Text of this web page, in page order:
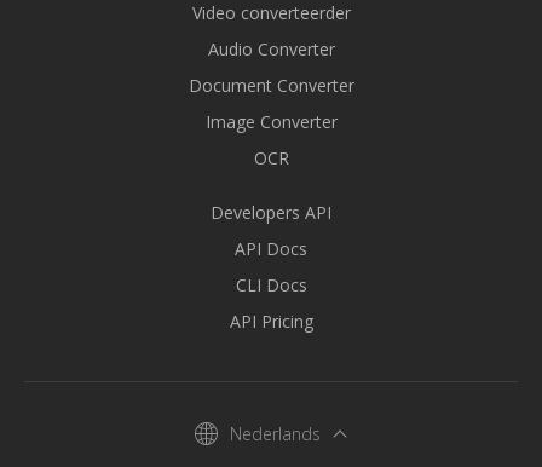
Video converteerder
Audio Converter
Document Converter
Image Converter
OCR
Developers API
API Docs
CLI Docs
API Pricing
Nederlands